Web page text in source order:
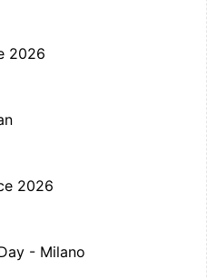
2026
2026
- Milano